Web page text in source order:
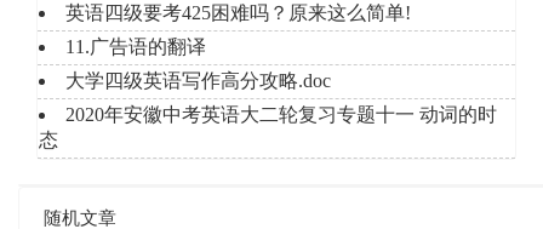
英语四级要考425困难吗？原来这么简单!
11.广告语的翻译
大学四级英语写作高分攻略.doc
2020年安徽中考英语大二轮复习专题十一 动词的时
态
随机文章